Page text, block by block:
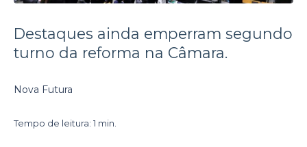
Destaques ainda emperram segundo
turno da reforma na Câmara.
Nova Futura
Tempo de leitura: 1 min.